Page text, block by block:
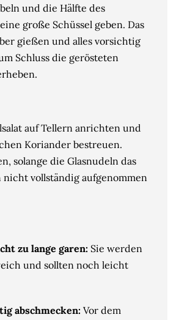
und die Hälfte des
große Schüssel geben. Das
gießen und alles vorsichtig
Schluss die gerösteten
auf Tellern anrichten und
Koriander bestreuen.
solange die Glasnudeln das
nicht vollständig aufgenommen
zu lange garen: Sie werden
und sollten noch leicht
abschmecken: Vor dem